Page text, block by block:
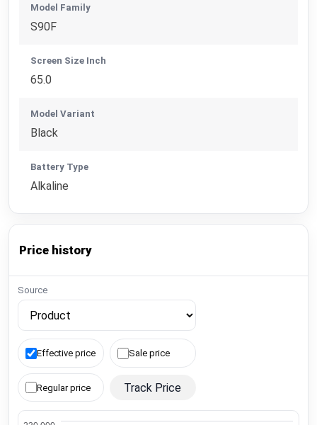
Model Family
S90F
Screen Size Inch
65.0
Model Variant
Black
Battery Type
Alkaline
Price history
Source
Effective price Sale price
Regular price Track Price